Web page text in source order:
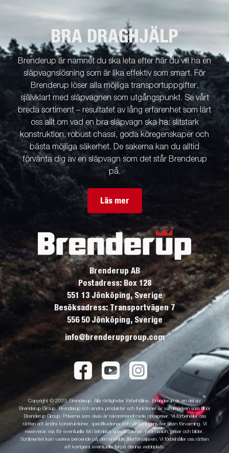
BRA DRAGHJÄLP
Brenderup är namnet du ska leta efter när du vill ha en
släpvagnslösning som är lika effektiv som smart. För
Brenderup löser alla möjliga transportuppgifter,
självklart med släpvagnen som utgångspunkt. Se vårt
breda sortiment – resultatet av lång erfarenhet som lärt
oss allt om vad en bra släpvagn ska ha: slitstark
konstruktion, robust chassi, goda köregenskaper och
bästa möjliga säkerhet. De sakerna kan du alltid
förvänta dig av en släpvagn som det står Brenderup
på.
Läs mer
Brenderup AB
Postadress: Box 128
551 13 Jönköping, Sverige
Besöksadress: Transportvägen 7
556 50 Jönköping, Sverige
info@brenderupgroup.com
Copyright © 2025 Brenderup. Alla rättigheter förbehållna. Brenderup är en del av
Brenderup Group. Brenderup och andra produkter och funktioner är varumärken som tillhör
Brenderup Group. Priserna som visas är rekommenderade cirkapriser. Vi förbehåller oss
rätten att ändra konstruktioner, specifikationer och utrustningsnivåer utan förvarning. Vi
reserverar oss för eventuella fel i tekniska specifikationer, information, priser och bilder.
Sortimentet kan variera beroende på den enskilde återförsäljaren. Vi förbehåller oss rätten
att korrigera eventuella fel på denna webbplats.